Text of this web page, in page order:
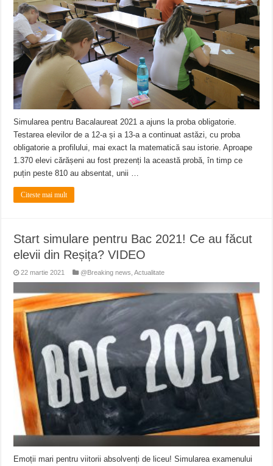
Simularea pentru Bacalaureat 2021 a ajuns la proba obligatorie.
Testarea elevilor de a 12-a și a 13-a a continuat astăzi, cu proba
obligatorie a profilului, mai exact la matematică sau istorie. Aproape
1.370 elevi cărășeni au fost prezenți la această probă, în timp ce
puțin peste 810 au absentat, unii …
Citeste mai mult
Start simulare pentru Bac 2021! Ce au făcut
elevii din Reșița? VIDEO
22 martie 2021 @Breaking news ,Actualitate
Emoții mari pentru viitorii absolvenți de liceu! Simularea examenului